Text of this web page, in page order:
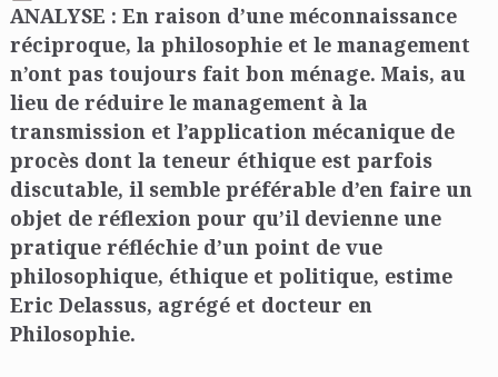
ANALYSE : En raison d’une méconnaissance
réciproque, la philosophie et le management
n’ont pas toujours fait bon ménage. Mais, au
lieu de réduire le management à la
transmission et l’application mécanique de
procès dont la teneur éthique est parfois
discutable, il semble préférable d’en faire un
objet de réflexion pour qu’il devienne une
pratique réfléchie d’un point de vue
philosophique, éthique et politique, estime
Eric Delassus, agrégé et docteur en
Philosophie.